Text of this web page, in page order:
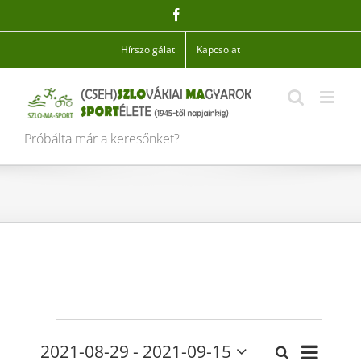
Hírszolgálat Kapcsolat
Próbálta már a keresőnket?
Keresett
2021-08-29 - 2021-09-15